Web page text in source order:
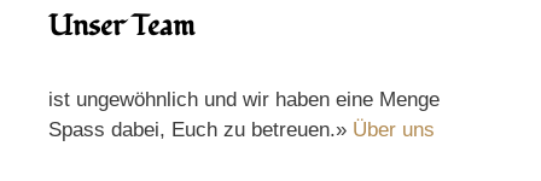
Unser Team
ist ungewöhnlich und wir haben eine Menge
Spass dabei, Euch zu betreuen.» Über uns